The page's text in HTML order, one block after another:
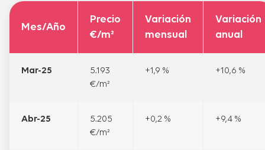
Mes/Año
Precio
€/m²
Variación
mensual
Variación
anual
Mar-25
5.193
€/m²
+1,9 % +10,6 %
Abr-25
5.205
€/m²
+0,2 % +9,4 %